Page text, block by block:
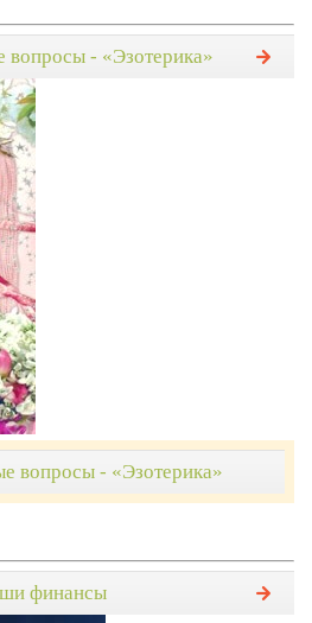
вопросы - «Эзотерика»
вопросы - «Эзотерика»
финансы